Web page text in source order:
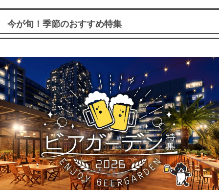
今が旬！季節のおすすめ特集